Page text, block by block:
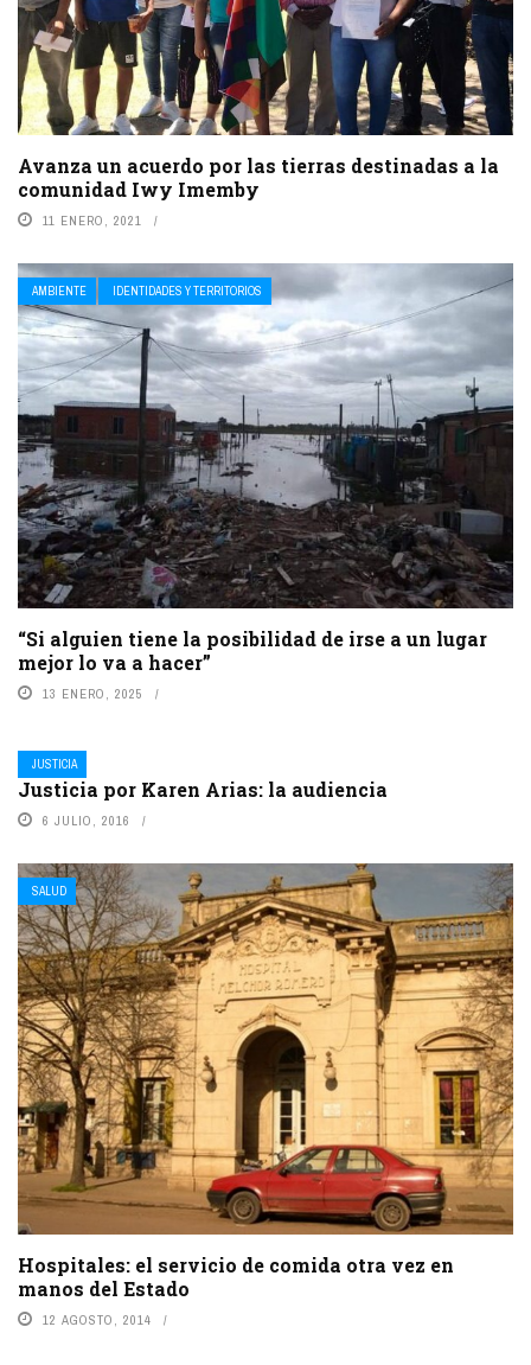
Avanza un acuerdo por las tierras destinadas a la
comunidad Iwy Imemby
11 ENERO, 2021
AMBIENTE IDENTIDADES Y TERRITORIOS
“Si alguien tiene la posibilidad de irse a un lugar
mejor lo va a hacer”
13 ENERO, 2025
JUSTICIA
Justicia por Karen Arias: la audiencia
6 JULIO, 2016
SALUD
Hospitales: el servicio de comida otra vez en
manos del Estado
12 AGOSTO, 2014